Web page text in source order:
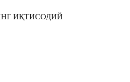
ИҚТИСОДИЙ